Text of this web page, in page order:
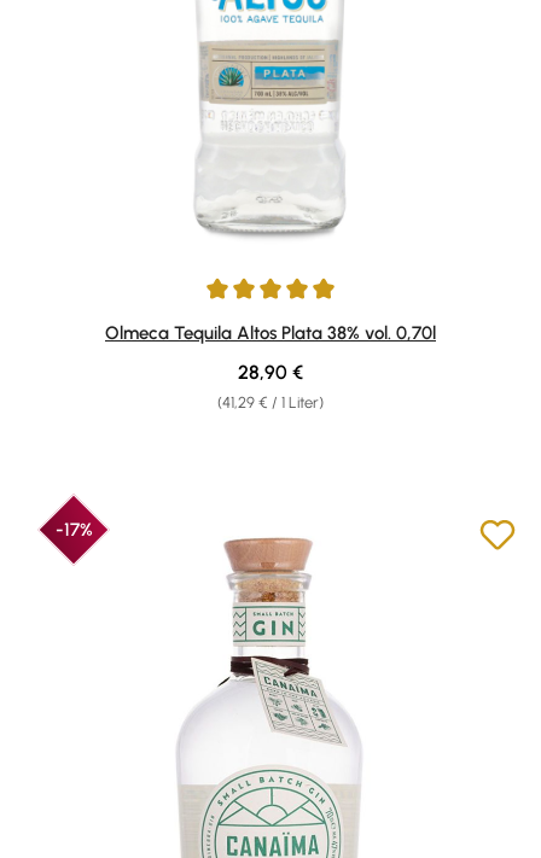
Durchschnittliche Bewertung von 5 von 5 Sternen
Olmeca Tequila Altos Plata 38% vol. 0,70l
(41,29 € / 1 Liter)
Regulärer Preis:
28,90 €
-17%